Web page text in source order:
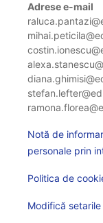
Adrese e-mail
Notă de
personale prin
Politica de
Modifică